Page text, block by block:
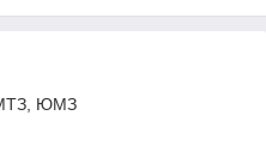
МТЗ, ЮМЗ